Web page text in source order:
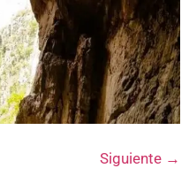
Siguiente →